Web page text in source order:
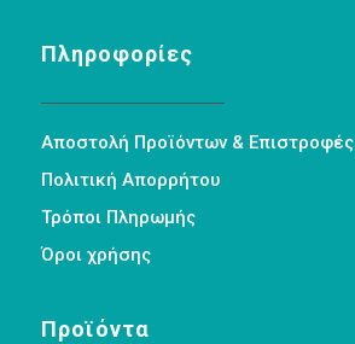
Πληροφορίες
Αποστολή Προϊόντων & Επιστροφές
Πολιτική Απορρήτου
Τρόποι Πληρωμής
Όροι χρήσης
Προϊόντα